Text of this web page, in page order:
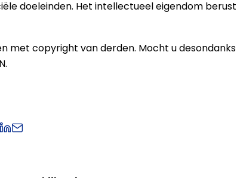
doeleinden. Het intellectueel eigendom berust
met copyright van derden. Mocht u desondanks